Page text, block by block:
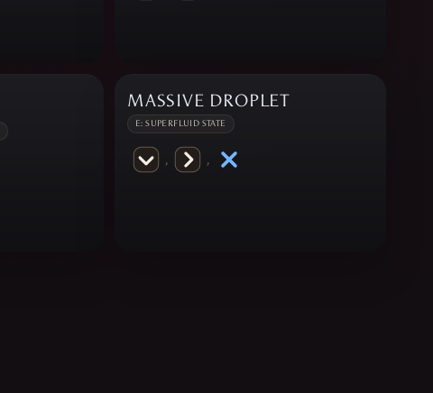
MASSIVE DROPLET
E: SUPERFLUID STATE
, ,